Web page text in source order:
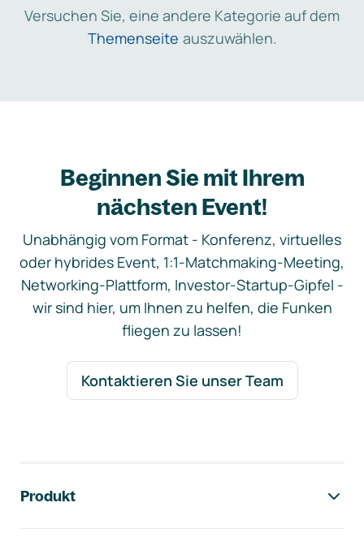
Versuchen Sie, eine andere Kategorie auf dem
Themenseite auszuwählen.
Beginnen Sie mit Ihrem
nächsten Event!
Unabhängig vom Format - Konferenz, virtuelles
oder hybrides Event, 1:1-Matchmaking-Meeting,
Networking-Plattform, Investor-Startup-Gipfel -
wir sind hier, um Ihnen zu helfen, die Funken
fliegen zu lassen!
Kontaktieren Sie unser Team
Produkt